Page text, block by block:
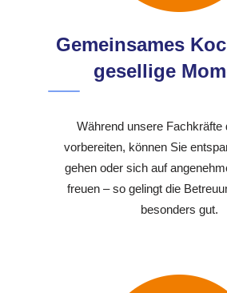
Gemeinsames
gesellige
Während unsere Fachkräfte
vorbereiten, können Sie
gehen oder sich auf
freuen – so gelingt die
besonders gut.